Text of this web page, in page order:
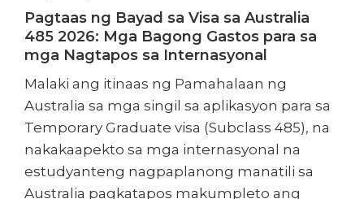
Pagtaas ng Bayad sa Visa sa Australia
485 2026: Mga Bagong Gastos para sa
mga Nagtapos sa Internasyonal
Malaki ang itinaas ng Pamahalaan ng
Australia sa mga singil sa aplikasyon para sa
Temporary Graduate visa (Subclass 485), na
nakakaapekto sa mga internasyonal na
estudyanteng nagpaplanong manatili sa
Australia pagkatapos makumpleto ang